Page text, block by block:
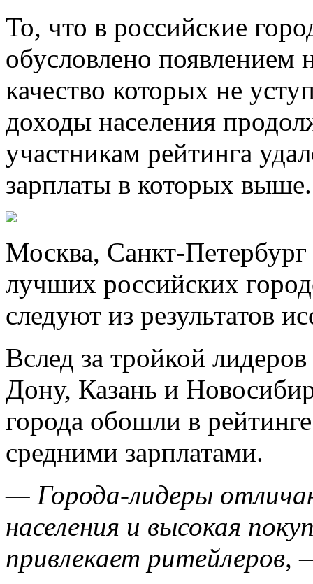
То, что в российские
обусловлено появлением
качество которых не
доходы населения
участникам рейтинга
зарплаты в которых выше.
Москва, Санкт-Петербург
лучших российских
следуют из результатов
Вслед за тройкой
Дону, Казань и
города обошли в
средними зарплатами.
— Города-лидеры
населения и высокая
привлекает ритейлеров,